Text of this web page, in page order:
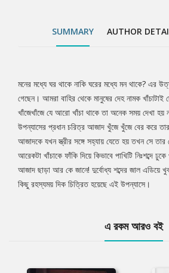
SUMMARY AUTHOR
Tab
Article
মনের মধ্যে ঘর থাকে নাকি ঘরের মধ্যে মন থাকে? এর
গেছেন। আমরা বাহির থেকে মানুষের দেহ নামক
খাঁজেখাঁজে যে আরো খাঁচা থাকে তা অনেক সময় দেখা হয়
উপন্যাসের প্রধান চরিত্র আজাদ খুঁজে খুঁজে বের করে
আজাদকে যখন স্ত্রীর সঙ্গে সহ্যায় যেতে হয় তখন সে তার
আরেকটা খাঁচাকে ফাঁকি দিয়ে কিভাবে পাখিটি নিঃশব্দে
আজাদ ছাড়া আর কে জানে! দুর্বোধ্য শব্দের জাল এডিয়ে
কিছু রহস্যময় দিক চিত্রিত হয়েছে এই উপন্যাসে।
এ রকম আরও বই